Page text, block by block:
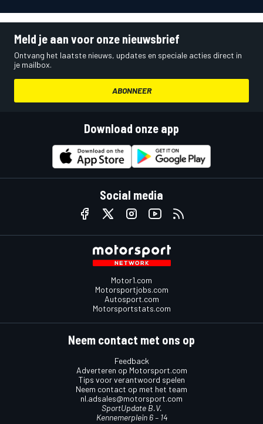
Meld je aan voor onze nieuwsbrief
Ontvang het laatste nieuws, updates en speciale acties direct in
je mailbox.
ABONNEER
Download onze app
Social media
Motor1.com
Motorsportjobs.com
Autosport.com
Motorsportstats.com
Neem contact met ons op
Feedback
Adverteren op Motorsport.com
Tips voor verantwoord spelen
Neem contact op met het team
nl.adsales@motorsport.com
SportUpdate B.V.
Kennemerplein 6 – 14